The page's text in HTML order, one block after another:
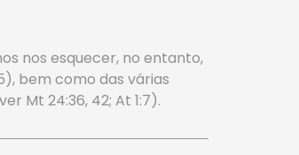
nos esquecer, no entanto,
bem como das várias
Mt 24:36, 42; At 1:7).